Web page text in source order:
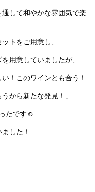
して和やかな雰囲気で楽
トをご用意し、
用意していましたが、
！このワインとも合う！
から新たな発見！」
たです☺︎
した！